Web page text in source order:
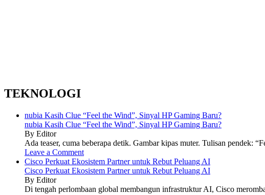
TEKNOLOGI
nubia Kasih Clue “Feel the Wind”, Sinyal HP Gaming Baru?
nubia Kasih Clue “Feel the Wind”, Sinyal HP Gaming Baru?
By Editor
Ada teaser, cuma beberapa detik. Gambar kipas muter. Tulisan pendek:
Leave a Comment
Cisco Perkuat Ekosistem Partner untuk Rebut Peluang AI
Cisco Perkuat Ekosistem Partner untuk Rebut Peluang AI
By Editor
Di tengah perlombaan global membangun infrastruktur AI, Cisco